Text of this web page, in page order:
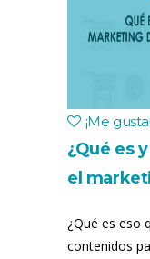
¡Me gusta!
¿Qué es
el
¿Qué es eso
contenidos